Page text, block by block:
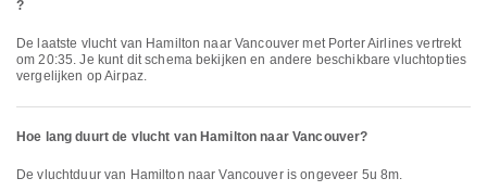
?
De laatste vlucht van Hamilton naar Vancouver met Porter Airlines vertrekt
om 20:35. Je kunt dit schema bekijken en andere beschikbare vluchtopties
vergelijken op Airpaz.
Hoe lang duurt de vlucht van Hamilton naar Vancouver?
De vluchtduur van Hamilton naar Vancouver is ongeveer 5u 8m.